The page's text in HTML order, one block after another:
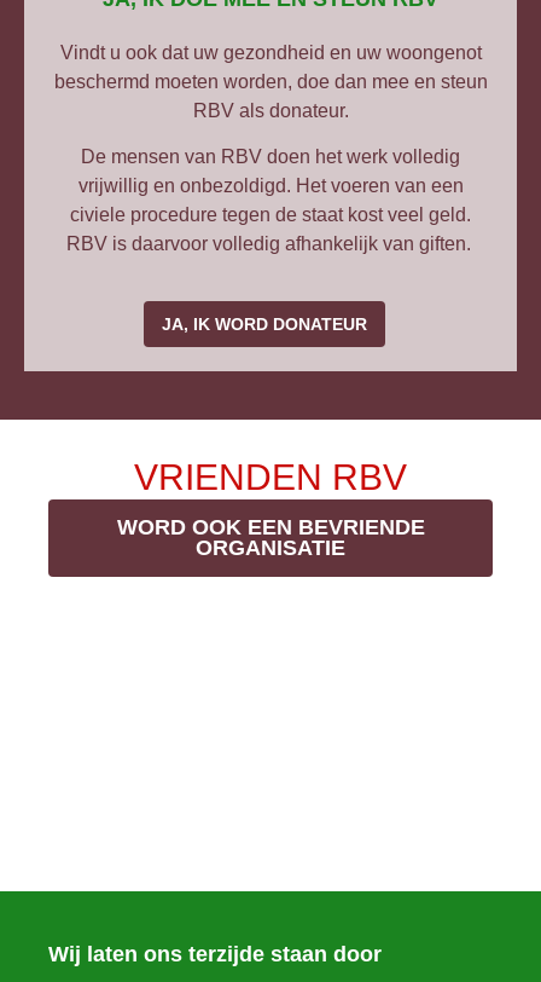
Vindt u ook dat uw gezondheid en uw woongenot
beschermd moeten worden, doe dan mee en steun
RBV als donateur.
De mensen van RBV doen het werk volledig
vrijwillig en onbezoldigd. Het voeren van een
civiele procedure tegen de staat kost veel geld.
RBV is daarvoor volledig afhankelijk van giften.
JA, IK WORD DONATEUR
VRIENDEN RBV
WORD OOK EEN BEVRIENDE
ORGANISATIE
Wij laten ons terzijde staan door